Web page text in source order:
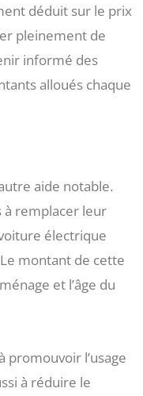
déduit sur le prix
pleinement de
informé des
alloués chaque
aide notable.
à remplacer leur
électrique
montant de cette
et l’âge du
promouvoir l’usage
à réduire le